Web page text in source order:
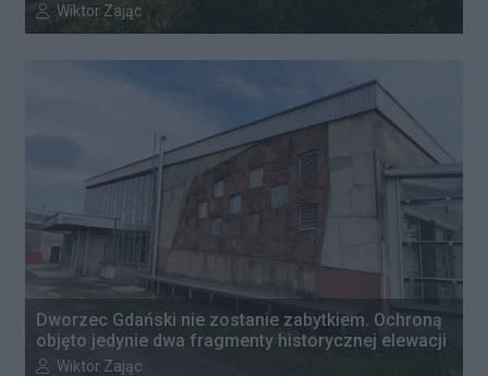
Autor artykułu:
Wiktor Zając
Dworzec Gdański nie zostanie zabytkiem. Ochroną
objęto jedynie dwa fragmenty historycznej elewacji
Autor artykułu:
Wiktor Zając